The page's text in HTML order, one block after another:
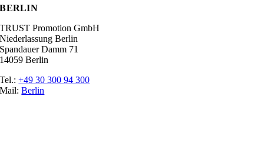
BERLIN
TRUST Promotion GmbH
Niederlassung Berlin
Spandauer Damm 71
14059 Berlin
Tel.:+49 30 300 94 300
Mail:Berlin